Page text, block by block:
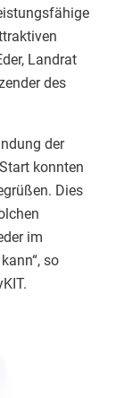
Landrat
des
der
konnten
Dies
im
so